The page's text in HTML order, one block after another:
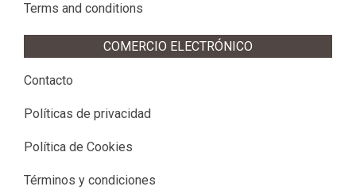
Terms and conditions
COMERCIO ELECTRÓNICO
Contacto
Políticas de privacidad
Política de Cookies
Términos y condiciones